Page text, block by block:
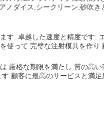
ノダイス,シークリーン,砂吹
す. 卓越した速度と精度です.
使って 完璧な注射模具を作
厳格な期限を満たし 質の高
.顧客に最高のサービスと満